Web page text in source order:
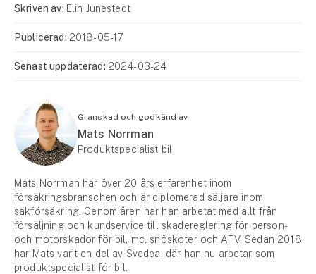
Skriven av: Elin Junestedt
Publicerad: 2018-05-17
Senast uppdaterad: 2024-03-24
Granskad och godkänd av
Mats Norrman
Produktspecialist bil
Mats Norrman har över 20 års erfarenhet inom
försäkringsbranschen och är diplomerad säljare inom
sakförsäkring. Genom åren har han arbetat med allt från
försäljning och kundservice till skadereglering för person-
och motorskador för bil, mc, snöskoter och ATV. Sedan 2018
har Mats varit en del av Svedea, där han nu arbetar som
produktspecialist för bil.